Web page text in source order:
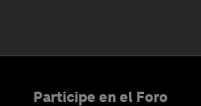
Participe en el Foro